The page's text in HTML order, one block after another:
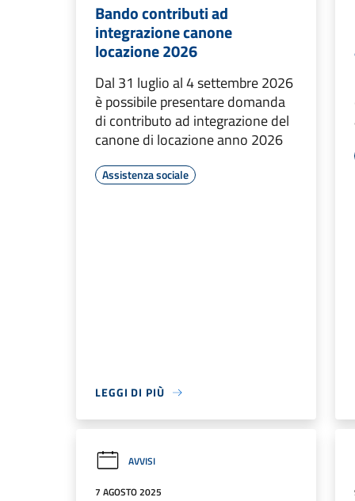
Bando contributi ad
integrazione canone
locazione 2026
Dal 31 luglio al 4 settembre 2026
è possibile presentare domanda
di contributo ad integrazione del
canone di locazione anno 2026
Assistenza sociale
LEGGI DI PIÙ
AVVISI
7 AGOSTO 2025